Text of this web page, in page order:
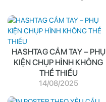
HASHTAG CẦM TAY – PHỤ
KIỆN CHỤP HÌNH KHÔNG
THỂ THIẾU
14/08/2025